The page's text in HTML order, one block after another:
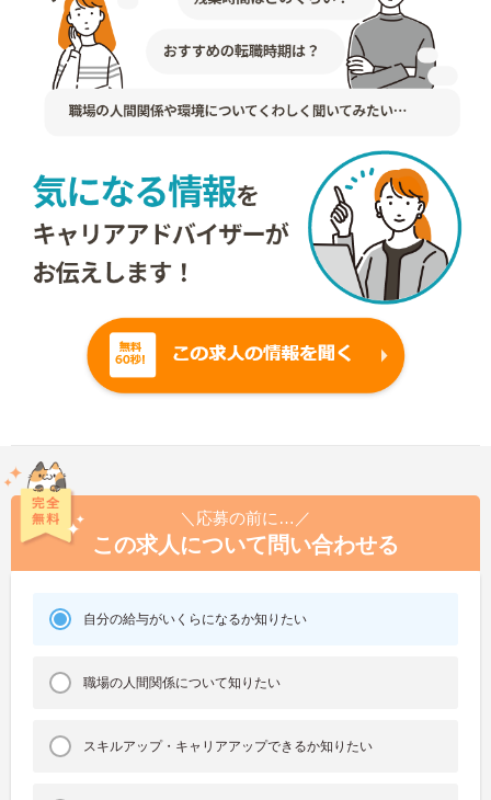
＼応募の前に…／
この求人について問い合わせる
自分の給与がいくらになるか知りたい
職場の人間関係について知りたい
スキルアップ・キャリアアップできるか知りたい